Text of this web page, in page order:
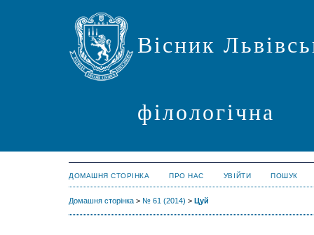
Вісник
філологічна
ДОМАШНЯ СТОРІНКА ПРО НАС УВІЙТИ ПОШУК
Домашня сторінка > № 61 (2014) > Цуй